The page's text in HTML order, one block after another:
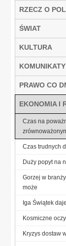
RZECZ O
ŚWIAT
KULTURA
KOMUNIKATY
PRAWO CO
EKONOMIA I
Czas na
Czas trudnych
Duży popyt na
Gorzej w
może
Iga Świątek
Kosmiczne
Kryzys dostaw